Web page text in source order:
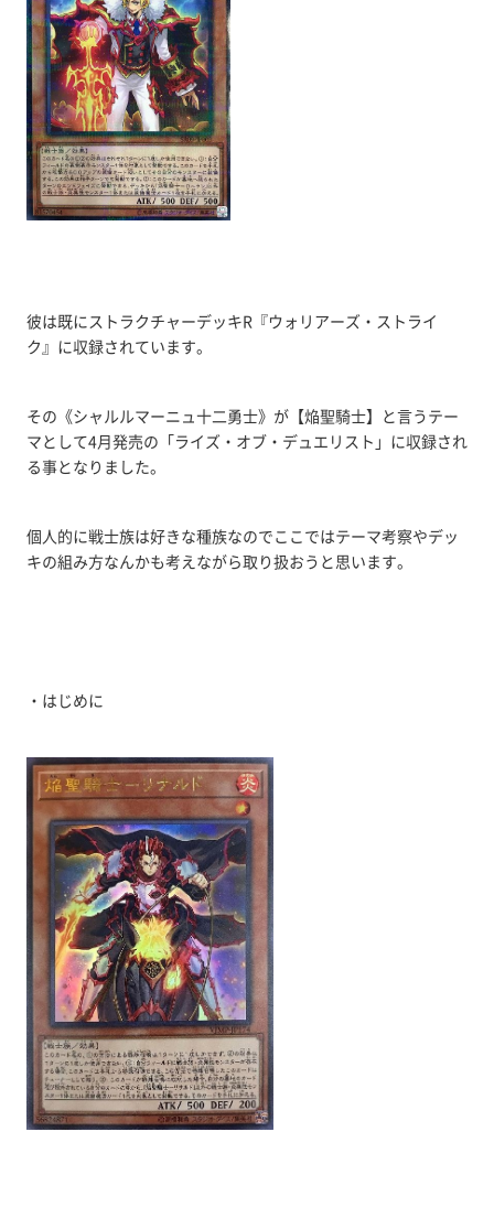
彼は既にストラクチャーデッキR『ウォリアーズ・ストライ
ク』に収録されています。
その《シャルルマーニュ十二勇士》が【焔聖騎士】と言うテー
マとして4月発売の「ライズ・オブ・デュエリスト」に収録され
る事となりました。
個人的に戦士族は好きな種族なのでここではテーマ考察やデッ
キの組み方なんかも考えながら取り扱おうと思います。
・はじめに